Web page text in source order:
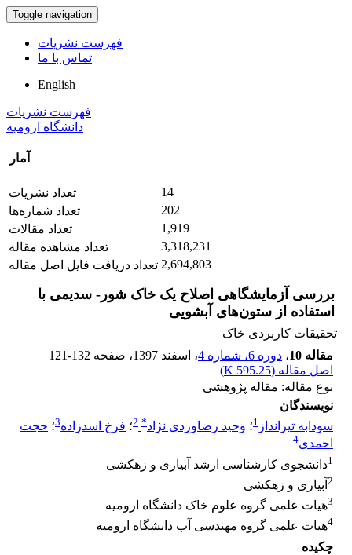
Toggle navigation
فهرست نشریات
تماس با ما
English
فهرست نشریات
دانشگاه ارومیه
آمار
تعداد نشریات
14
تعداد شماره‌ها
202
تعداد مقالات
1,919
تعداد مشاهده مقاله
3,318,231
تعداد دریافت فایل اصل مقاله 2,694,803
بررسی آزمایشگاهی اصلاح یک خاک شور- سدیمی با
استفاده از ستون‌های آبشویی
تحقیقات کاربردی خاک
مقاله 10
، دوره 6، شماره 4 ، اسفند 1397 ، صفحه 121-132
اصل مقاله (595.25 K
)
نوع مقاله: مقاله پژوهشی
نویسندگان
سودابه تیرانداز 1؛ وحید رضاوردی نژاد*
2؛ فرخ اسدزاده3؛ حجت
احمدی4
1دانشجوی کارشناسی ارشد آبیاری و زهکشی
2 آبیاری و زهکشی
3هیات علمی گروه علوم خاک دانشگاه ارومیه
4هیات علمی گروه مهندسی آب دانشگاه ارومیه
چکیده